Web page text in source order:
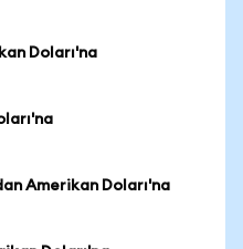
Doları'na
Amerikan Doları'na